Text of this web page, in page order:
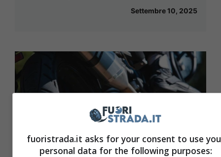
Settembre 10, 2025
fuoristrada.it asks for your consent to use
personal data for the following purposes: